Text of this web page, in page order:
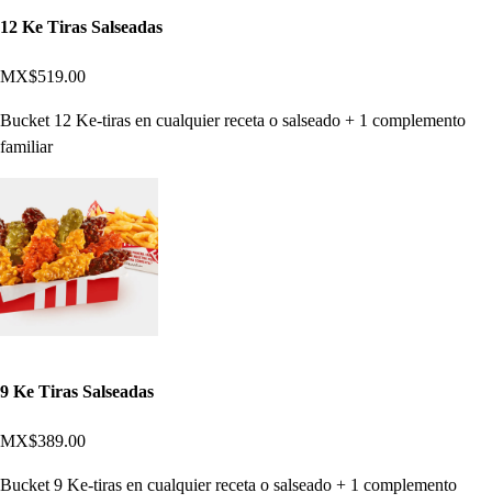
12 Ke Tiras Salseadas
MX$519.00
Bucket 12 Ke-tiras en cualquier receta o salseado + 1 complemento
familiar
9 Ke Tiras Salseadas
MX$389.00
Bucket 9 Ke-tiras en cualquier receta o salseado + 1 complemento